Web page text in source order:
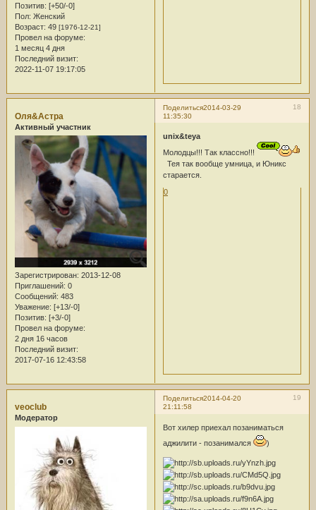
Позитив: [+50/-0]
Пол: Женский
Возраст: 49 [1976-12-21]
Провел на форуме:
1 месяц 4 дня
Последний визит:
2022-11-07 19:17:05
Поделиться 18
2014-03-29
11:35:30
Оля&Астра
Активный участник
Зарегистрирован: 2013-12-08
Приглашений: 0
Сообщений: 483
Уважение: [+13/-0]
Позитив: [+3/-0]
Провел на форуме:
2 дня 16 часов
Последний визит:
2017-07-16 12:43:58
unix&teya
Молодцы!!! Так классно!!!
Тея так вообще умница, и Юникс
старается.
0
Поделиться 19
2014-04-20
21:11:58
veoclub
Модератор
Вот хилер приехал позаниматься
аджилити - позанимался
)